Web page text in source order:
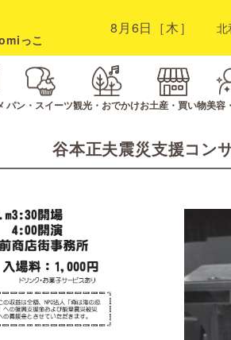
っこ
8月6日［木］ 北
パン・スイーツ観光・おでかけお土産・買い物美容
谷本正夫震災支援コン